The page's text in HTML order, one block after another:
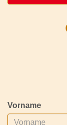
Vorname